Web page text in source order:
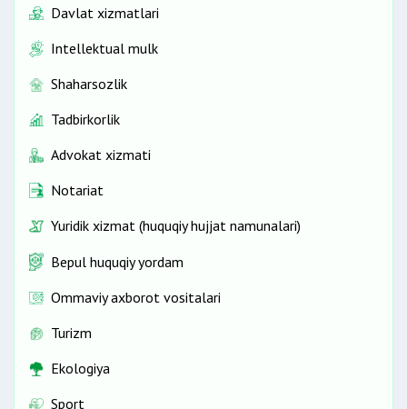
Davlat xizmatlari
Intellektual mulk
Shaharsozlik
Tadbirkorlik
Advokat xizmati
Notariat
Yuridik xizmat (huquqiy hujjat namunalari)
Bepul huquqiy yordam
Ommaviy axborot vositalari
Turizm
Ekologiya
Sport